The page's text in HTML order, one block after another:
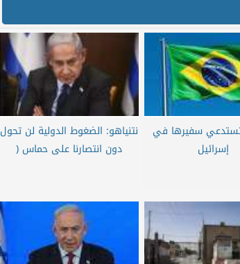
تستدعي سفيرها في
إسرائيل
نتنياهو: الضغوط الدولية لن تحول
دون انتصارنا على حماس (